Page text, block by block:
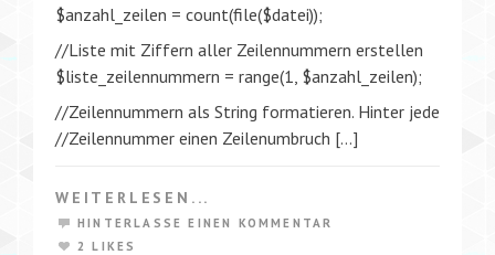
$anzahl_zeilen = count(file($datei));
//Liste mit Ziffern aller Zeilennummern erstellen
$liste_zeilennummern = range(1, $anzahl_zeilen);
//Zeilennummern als String formatieren. Hinter jede
//Zeilennummer einen Zeilenumbruch […]
WEITERLESEN...
HINTERLASSE EINEN KOMMENTAR
2 LIKES